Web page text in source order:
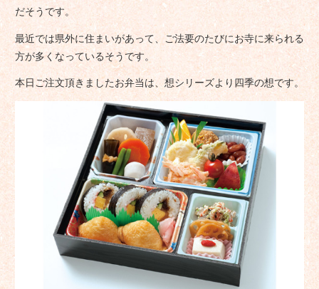
だそうです。
最近では県外に住まいがあって、ご法要のたびにお寺に来られる
方が多くなっているそうです。
本日ご注文頂きましたお弁当は、想シリーズより四季の想です。